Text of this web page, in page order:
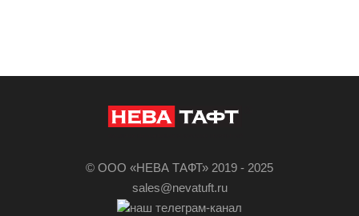
© ООО «НЕВА ТАФТ» 2019 - 2025
sales@nevatuft.ru
наш телеграм-канал